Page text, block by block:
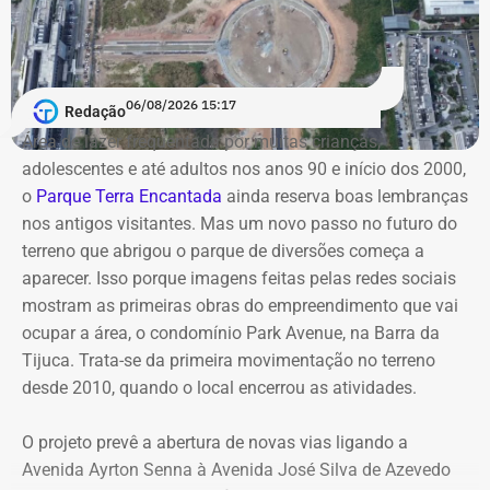
Câmara dos Deputados, fica impedido de disputar
eleições pelo período determinado pela Justiça Eleitoral.
A sentença, no entanto, ainda cabe recurso, e os
envolvidos permanecem no cargo — Jordão segue como
candidato — enquanto o processo não tiver uma decisão
definitiva.
Declarações de Fernando Jordão em 2026 — Foto:
Reprodução/Divulgacand
Antes de chegar à Alerj, Ratinho foi vereador em São
João de Meriti. Na eleição de 2012, quando conquistou o
primeiro mandato na Câmara Municipal, declarou
patrimônio de R$ 130 mil, composto por dois veículos.
Em 2016, na reeleição, informou bens no valor de R$ 110
mil.
Já em 2020, quando disputou a Prefeitura de São João
de Meriti e foi derrotado, declarou patrimônio de R$ 270
mil, formado por R$ 200 mil em dinheiro em espécie e
uma caminhonete Mitsubishi Triton avaliada em R$ 70
mil.
Redação06/08/2026 15:17
Área de lazer frequentada por muitas crianças,
adolescentes e até adultos nos anos 90 e início dos 2000,
o Parque Terra Encantada ainda reserva boas lembranças
nos antigos visitantes. Mas um novo passo no futuro do
terreno que abrigou o parque de diversões começa a
aparecer. Isso porque imagens feitas pelas redes sociais
mostram as primeiras obras do empreendimento que vai
ocupar a área, o condomínio Park Avenue, na Barra da
Tijuca. Trata-se da primeira movimentação no terreno
desde 2010, quando o local encerrou as atividades.
O projeto prevê a abertura de novas vias ligando a
Avenida Ayrton Senna à Avenida José Silva de Azevedo